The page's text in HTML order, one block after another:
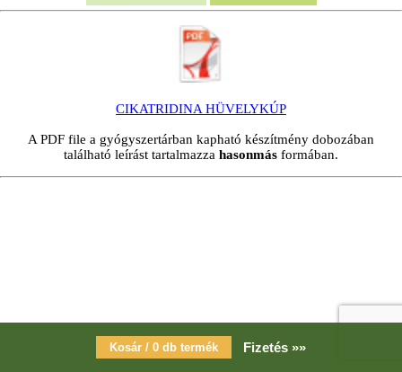
Fizetés »»
CIKATRIDINA HÜVELYKÚP
A PDF file a gyógyszertárban kapható készítmény dobozában
található leírást tartalmazza hasonmás formában.